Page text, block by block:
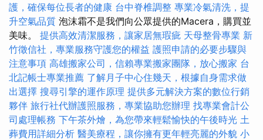
護，確保每位長者的健康 台中脊椎調整 專業冷氣清洗，提
升空氣品質 泡沫霜不是我們向公眾提供的Macera，購買並
美味。 提供高效清潔服務，讓家居無瑕疵 天母整骨專業 新
竹徵信社，專業服務守護您的權益 護照申請的必要步驟與
注意事項 高雄搬家公司，信賴專業搬家團隊，放心搬家 台
北記帳士專業推薦 了解月子中心住幾天，根據自身需求做
出選擇 搜尋引擎的運作原理 提供多元解決方案的數位行銷
夥伴 旅行社代辦護照服務，專業協助您辦理 找專業會計公
司處理帳務 下午茶外燴，為您帶來輕鬆愉快的午後時光 土
葬費用詳細分析 醫美療程，讓你擁有更年輕亮麗的外貌 小